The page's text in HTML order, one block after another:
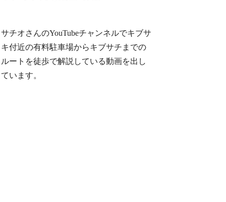
サチオさんのYouTubeチャンネルでキブサ
キ付近の有料駐車場からキブサチまでの
ルートを徒歩で解説している動画を出し
ています。